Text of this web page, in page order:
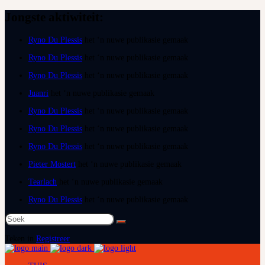
Ryno Du Plessis
Ryno Du Plessis
Ryno Du Plessis
Juanri
Ryno Du Plessis
Ryno Du Plessis
Ryno Du Plessis
Pieter Mostert
Tearlach
Ryno Du Plessis
Soek
na:
Registreer